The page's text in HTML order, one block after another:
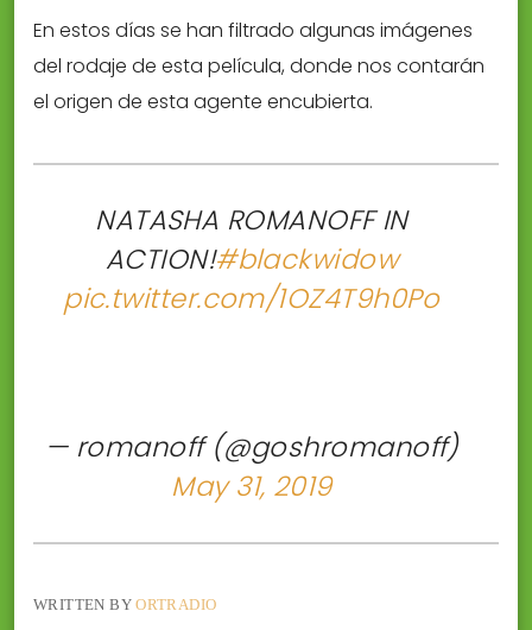
En estos días se han filtrado algunas imágenes
del rodaje de esta película, donde nos contarán
el origen de esta agente encubierta.
NATASHA ROMANOFF IN
ACTION!#blackwidow
pic.twitter.com/1OZ4T9h0Po
— romanoff (@goshromanoff)
May 31, 2019
WRITTEN BYORTRADIO